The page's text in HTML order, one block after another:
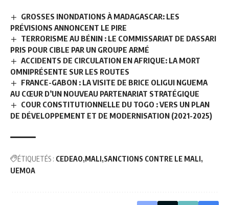
GROSSES INONDATIONS À MADAGASCAR: LES
PRÉVISIONS ANNONCENT LE PIRE
TERRORISME AU BÉNIN : LE COMMISSARIAT DE DASSARI
PRIS POUR CIBLE PAR UN GROUPE ARMÉ
ACCIDENTS DE CIRCULATION EN AFRIQUE: LA MORT
OMNIPRÉSENTE SUR LES ROUTES
FRANCE-GABON : LA VISITE DE BRICE OLIGUI NGUEMA
AU CŒUR D’UN NOUVEAU PARTENARIAT STRATÉGIQUE
COUR CONSTITUTIONNELLE DU TOGO : VERS UN PLAN
DE DÉVELOPPEMENT ET DE MODERNISATION (2021-2025)
ÉTIQUETÉS : CEDEAO MALI SANCTIONS CONTRE LE MALI
UEMOA